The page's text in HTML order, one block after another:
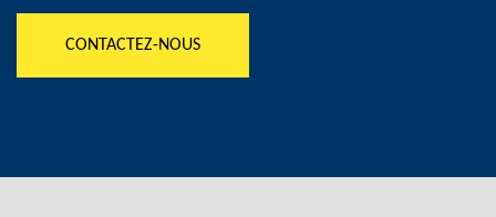
CONTACTEZ-NOUS